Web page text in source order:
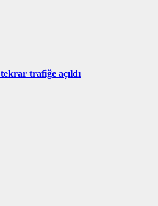
trafiğe açıldı